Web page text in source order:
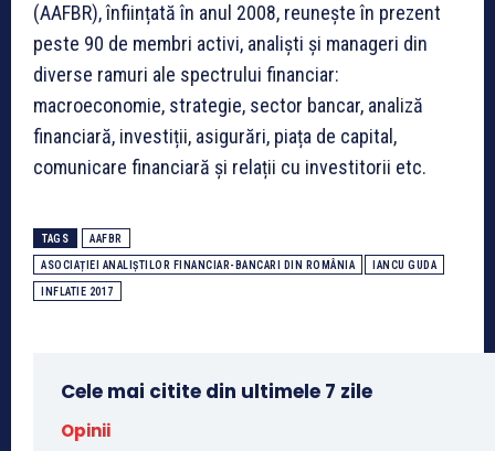
(AAFBR), înființată în anul 2008, reunește în prezent
peste 90 de membri activi, analiști și manageri din
diverse ramuri ale spectrului financiar:
macroeconomie, strategie, sector bancar, analiză
financiară, investiții, asigurări, piața de capital,
comunicare financiară și relații cu investitorii etc.
TAGS AAFBR
ASOCIAȚIEI ANALIȘTILOR FINANCIAR-BANCARI DIN ROMÂNIA IANCU GUDA
INFLATIE 2017
Cele mai citite din ultimele 7 zile
Opinii